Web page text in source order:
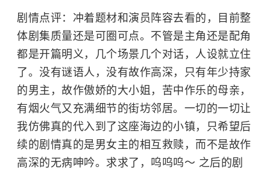
剧情点评：冲着题材和演员阵容去看的，目前整
体剧集质量还是可圈可点。不管是主角还是配角
都是开篇明义，几个场景几个对话，人设就立住
了。没有谜语人，没有故作高深，只有年少持家
的男主，故作傲娇的大小姐，苦中作乐的母亲，
有烟火气又充满细节的街坊邻居。一切的一切让
我仿佛真的代入到了这座海边的小镇，只希望后
续的剧情真的是男女主的相互救赎，而不是故作
高深的无病呻吟。求求了，呜呜呜～ 之后的剧